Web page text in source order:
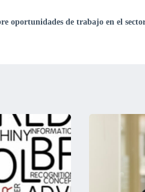
oportunidades de trabajo en el